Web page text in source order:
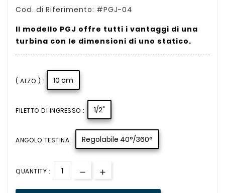
Cod. di Riferimento: #PGJ-04
Il modello PGJ offre tutti i vantaggi di una
turbina con le dimensioni di uno statico.
( ALZO ) : 10 cm
FILETTO DI INGRESSO : 1/2"
ANGOLO TESTINA : Regolabile 40°/360°
QUANTITY :